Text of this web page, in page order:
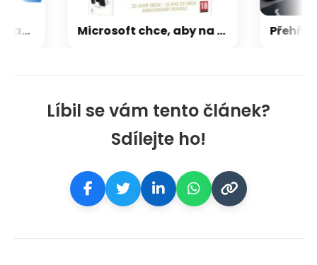
Líbil se vám tento článek?
Sdílejte ho!
CXMT odmítla požadavky Applu, nenechá si diktovat ceny Microsoft chce, aby na Xbox Helix běhaly všechny hry, které kdy vyšly pro Xbox